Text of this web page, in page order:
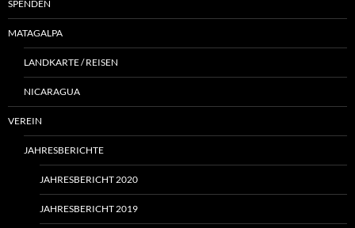
SPENDEN
MATAGALPA
LANDKARTE / REISEN
NICARAGUA
VEREIN
JAHRESBERICHTE
JAHRESBERICHT 2020
JAHRESBERICHT 2019